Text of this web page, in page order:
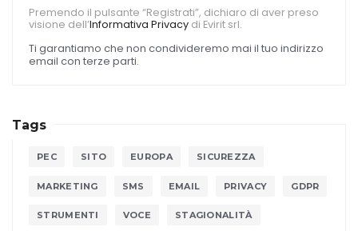
Premendo il pulsante “Registrati”, dichiaro di aver preso
visione dell’Informativa Privacy di Evirit srl.
Ti garantiamo che non condivideremo mai il tuo indirizzo
email con terze parti.
Tags
PEC SITO EUROPA SICUREZZA
MARKETING SMS EMAIL PRIVACY GDPR
STRUMENTI VOCE STAGIONALITÀ